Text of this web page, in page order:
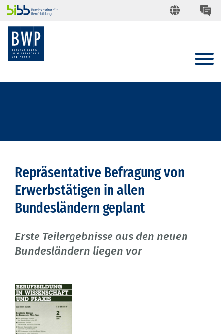
Repräsentative Befragung von
Erwerbstätigen in allen
Bundesländern geplant
Erste Teilergebnisse aus den neuen
Bundesländern liegen vor